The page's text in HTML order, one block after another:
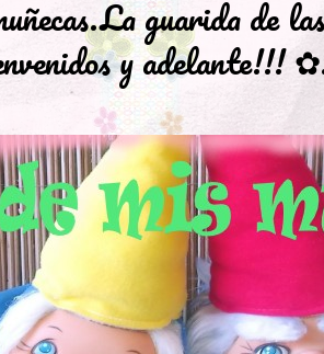
guarida de
y adelante!!!